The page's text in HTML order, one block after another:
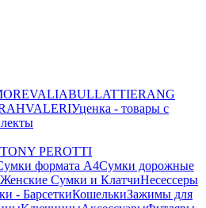
VALIABULLATTIERANG
VALERIУценка - товары с
PEROTTI
формата А4Сумки дорожные
Женские Сумки и КлатчиНесессеры
- БарсеткиКошелькиЗажимы для